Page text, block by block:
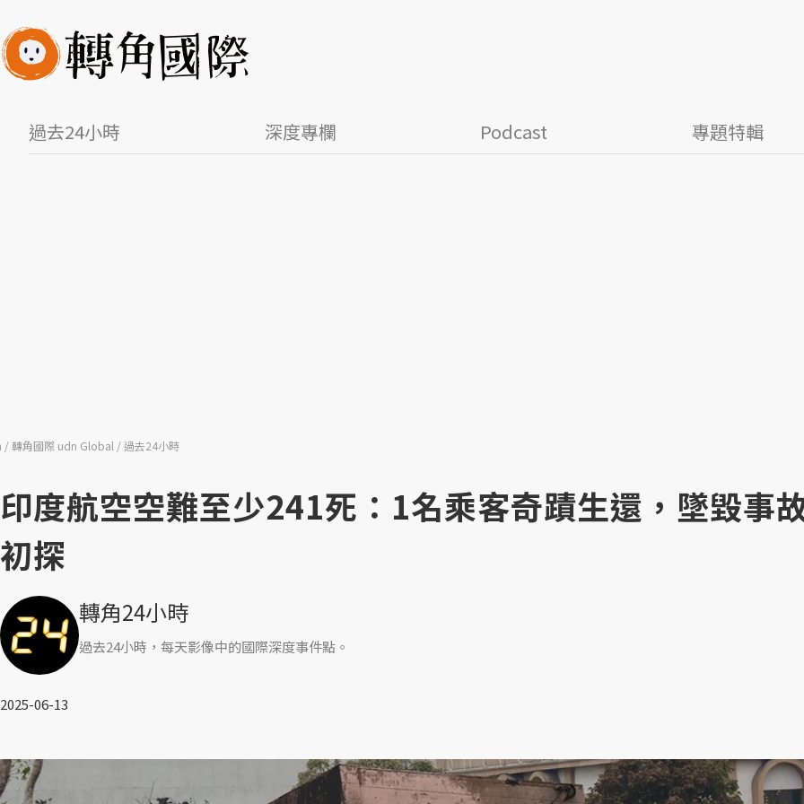
過去24小時 深度專欄 Podcast 專題特輯
轉角國際 udn Global 過去24小時
印度航空空難至少241死：1名乘客奇蹟生還，墜毀事
初探
轉角24小時
過去24小時，每天影像中的國際深度事件點。
2025-06-13